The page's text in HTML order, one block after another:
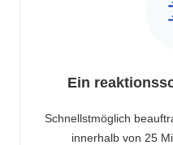
Ein
Schnellstmöglich
innerhalb von 25